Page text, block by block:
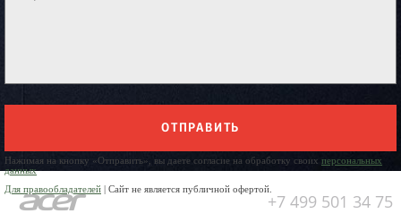
ОТПРАВИТЬ
Нажимая на кнопку «Отправить», вы даете согласие на обработку своих персональных
данных
Для правообладателей | Сайт не является публичной офертой.
+7 499 501 34 75